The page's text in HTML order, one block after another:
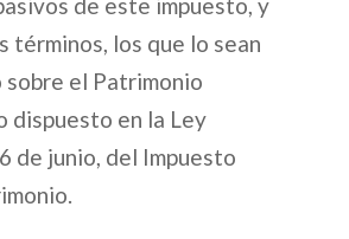
términos, los que lo sean
sobre el Patrimonio
dispuesto en la Ley
de junio, del Impuesto